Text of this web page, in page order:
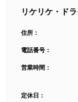
リケリケ・ド
住所：
電話番号：
営業時間：
定休日：